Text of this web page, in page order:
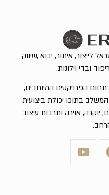
איתור, יבוא ,שיווק
ובדי וילונות.
המיוחדים,
בתוכו יכולת ביצועית
אוירה ותרבות עיצוב